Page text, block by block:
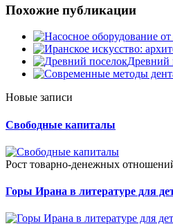
Похожие публикации
Древний
Новые записи
Свободные капиталы
Рост товарно-денежных
Горы Ирана в литературе для